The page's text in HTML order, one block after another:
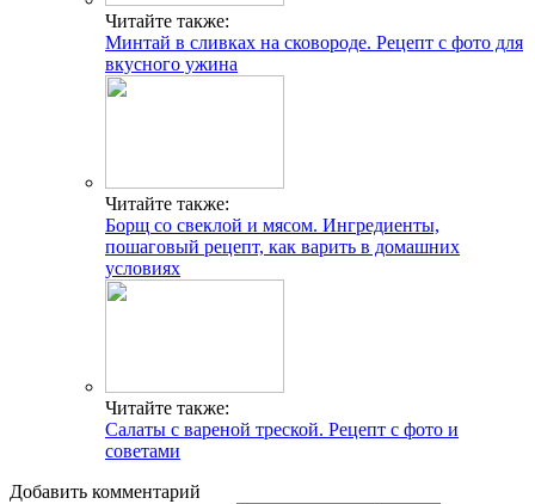
Читайте также:
Минтай в сливках на сковороде. Рецепт с фото для
вкусного ужина
Читайте также:
Борщ со свеклой и мясом. Ингредиенты,
пошаговый рецепт, как варить в домашних
условиях
Читайте также:
Салаты с вареной треской. Рецепт с фото и
советами
Добавить комментарий